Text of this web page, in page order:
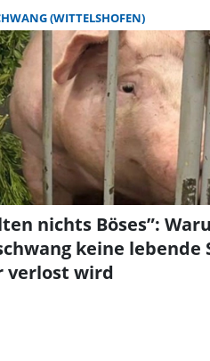
(WITTELSHOFEN)
nichts Böses”:
keine lebende
verlost wird